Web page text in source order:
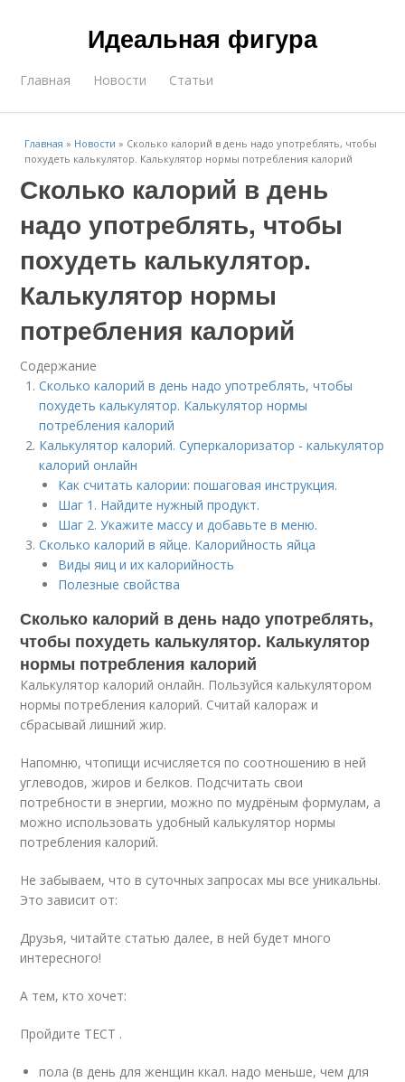
Идеальная фигура
Главная Новости Статьи
Главная » Новости » Сколько калорий в день надо употреблять, чтобы
похудеть калькулятор. Калькулятор нормы потребления калорий
Сколько калорий в день
надо употреблять, чтобы
похудеть калькулятор.
Калькулятор нормы
потребления калорий
Содержание
Сколько калорий в день надо употреблять, чтобы
похудеть калькулятор. Калькулятор нормы
потребления калорий
Калькулятор калорий. Суперкалоризатор - калькулятор
калорий онлайн
Как считать калории: пошаговая инструкция.
Шаг 1. Найдите нужный продукт.
Шаг 2. Укажите массу и добавьте в меню.
Сколько калорий в яйце. Калорийность яйца
Виды яиц и их калорийность
Полезные свойства
Сколько калорий в день надо употреблять,
чтобы похудеть калькулятор. Калькулятор
нормы потребления калорий
Калькулятор калорий онлайн. Пользуйся калькулятором
нормы потребления калорий. Считай калораж и
сбрасывай лишний жир.
Напомню, чтопищи исчисляется по соотношению в ней
углеводов, жиров и белков. Подсчитать свои
потребности в энергии, можно по мудрёным формулам, а
можно использовать удобный калькулятор нормы
потребления калорий.
Не забываем, что в суточных запросах мы все уникальны.
Это зависит от:
Друзья, читайте статью далее, в ней будет много
интересного!
А тем, кто хочет:
Пройдите ТЕСТ .
пола (в день для женщин ккал. надо меньше, чем для